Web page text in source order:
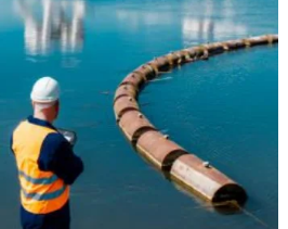
ambiental em Ibirité
de projetos
BH